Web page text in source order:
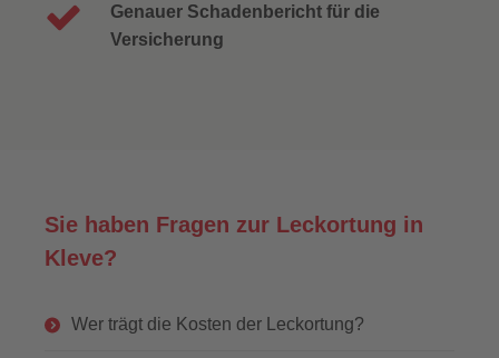
Genauer Schadenbericht für die
Versicherung
Sie haben Fragen zur Leckortung in
Kleve?
Wer trägt die Kosten der Leckortung?